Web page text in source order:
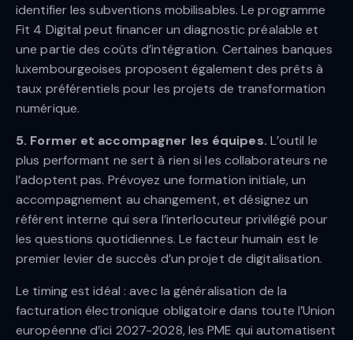
identifier les subventions mobilisables. Le programme
Fit 4 Digital peut financer un diagnostic préalable et
une partie des coûts d’intégration. Certaines banques
luxembourgeoises proposent également des prêts à
taux préférentiels pour les projets de transformation
numérique.
5. Former et accompagner les équipes. L’outil le
plus performant ne sert à rien si les collaborateurs ne
l’adoptent pas. Prévoyez une formation initiale, un
accompagnement au changement, et désignez un
référent interne qui sera l’interlocuteur privilégié pour
les questions quotidiennes. Le facteur humain est le
premier levier de succès d’un projet de digitalisation.
Le timing est idéal : avec la généralisation de la
facturation électronique obligatoire dans toute l’Union
européenne d’ici 2027-2028, les PME qui automatisent